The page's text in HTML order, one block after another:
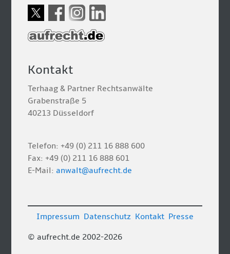
Kontakt
Terhaag & Partner Rechtsanwälte
Grabenstraße 5
40213 Düsseldorf
Telefon: +49 (0) 211 16 888 600
Fax: +49 (0) 211 16 888 601
E-Mail:anwalt@aufrecht.de
© aufrecht.de 2002-2026
Impressum Datenschutz Kontakt Presse